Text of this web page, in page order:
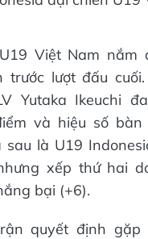
Việt Nam nắm
trước lượt đấu
Yutaka Ikeuchi
và hiệu số bàn
sau là U19
xếp thứ hai
bại (+6).
quyết định gặp